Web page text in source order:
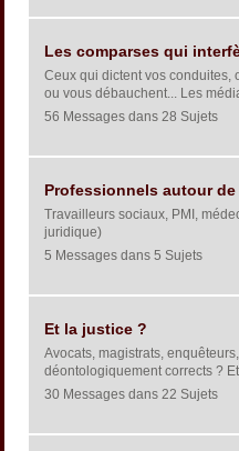
Les comparses qui
Ceux qui dictent vos conduites,
ou vous débauchent... Les
56 Messages dans 28 Sujets
Professionnels autour
Travailleurs sociaux, PMI,
juridique)
5 Messages dans 5 Sujets
Et la justice ?
Avocats, magistrats,
déontologiquement corrects ?
30 Messages dans 22 Sujets